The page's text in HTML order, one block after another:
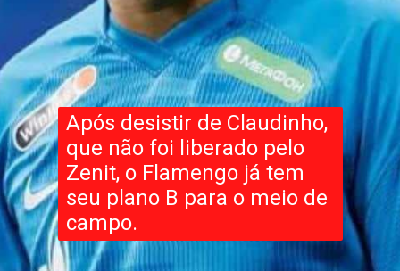
Após desistir de Claudinho,
que não foi liberado pelo
Zenit, o Flamengo já tem
seu plano B para o meio de
campo.